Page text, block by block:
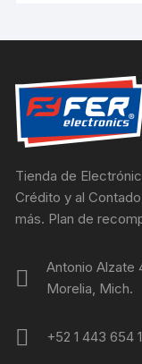
Tienda de
Crédito y al
más. Plan de
Antonio Alzate
Morelia, Mich.
+52 1 443 654